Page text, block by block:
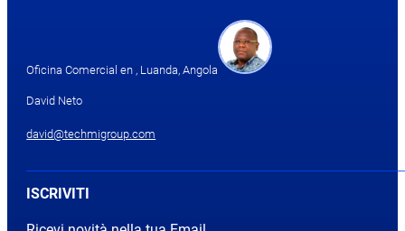
Oficina Comercial en , Luanda, Angola
David Neto
david@techmigroup.com
ISCRIVITI